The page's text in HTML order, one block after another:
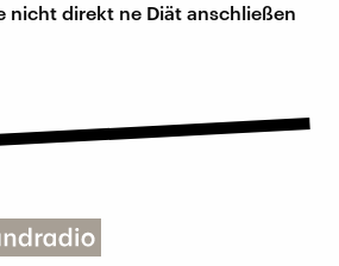
nicht direkt ne Diät anschließen